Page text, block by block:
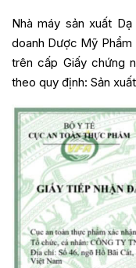
Nhà máy sản xuất
doanh Dược Mỹ
trên cấp Giấy chứng
theo quy định: Sản